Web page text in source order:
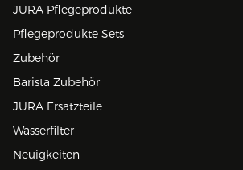
JURA Pflegeprodukte
Pflegeprodukte Sets
Zubehör
Barista Zubehör
JURA Ersatzteile
Wasserfilter
Neuigkeiten